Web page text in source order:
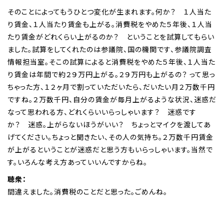
そのことによってもうひとつ変化が生まれます。何か？ １人当た
り賃金、１人当たり賃金も上がる。消費税をやめた５年後、１人当
たり賃金がどれくらい上がるのか？ ということを試算してもらい
ました。試算をしてくれたのは参議院、国の機関です、参議院調査
情報担当室。そこの試算によると消費税をやめた５年後、１人当た
り賃金は年間で約２９万円上がる。２９万円も上がるの？ って思っ
ちゃった方、１２ヶ月で割っていただいたら、だいたい月２万数千円
ですね。２万数千円、自分の賃金が毎月上がるような状況、迷惑だ
なって思われる方、どれくらいいらっしゃいます？ 迷惑です
か？ 迷惑。上がらないほうがいい？ ちょっとマイクを渡してあ
げてください。ちょっと聞きたい、その人の気持ち。２万数千円賃金
が上がるということが迷惑だと思う方もいらっしゃいます。当然で
す。いろんな考え方あっていいんですからね。
聴衆：
間違えました。消費税のことだと思った。ごめんね。